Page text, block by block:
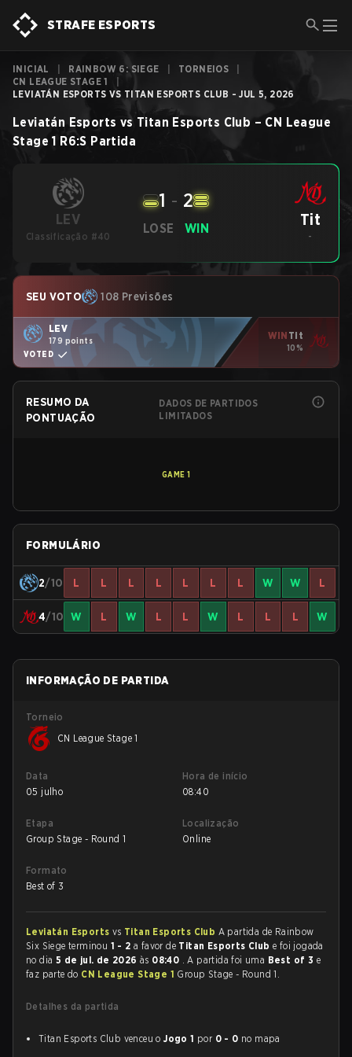
STRAFE ESPORTS
INICIAL RAINBOW 6: SIEGE TORNEIOS
CN LEAGUE STAGE 1
LEVIATÁN ESPORTS VS TITAN ESPORTS CLUB - JUL 5, 2026
Leviatán Esports vs Titan Esports Club – CN League
Stage 1 R6:S Partida
LEV
Classificação #40
LOSE
1 - 2
WIN Tit
-
SEU VOTO 108 Previsões
LEV
179 points
VOTED
WIN Tit
10%
RESUMO DA
PONTUAÇÃO
DADOS DE PARTIDOS
LIMITADOS
GAME 1
FORMULÁRIO
2/10 L L L L L L L W W L
4/10 W L W L L W L L L W
INFORMAÇÃO DE PARTIDA
Torneio
CN League Stage 1
Data
05 julho
Hora de início
08:40
Etapa
Group Stage - Round 1
Localização
Online
Formato
Best of 3
Leviatán Esports vs Titan Esports Club A partida de Rainbow
Six Siege terminou 1 - 2 a favor de Titan Esports Clube foi jogada
no dia 5 de jul. de 2026às 08:40 . A partida foi uma Best of 3 e
faz parte do CN League Stage 1 Group Stage - Round 1.
Detalhes da partida
Titan Esports Club venceu oJogo 1 por 0 - 0 no mapa